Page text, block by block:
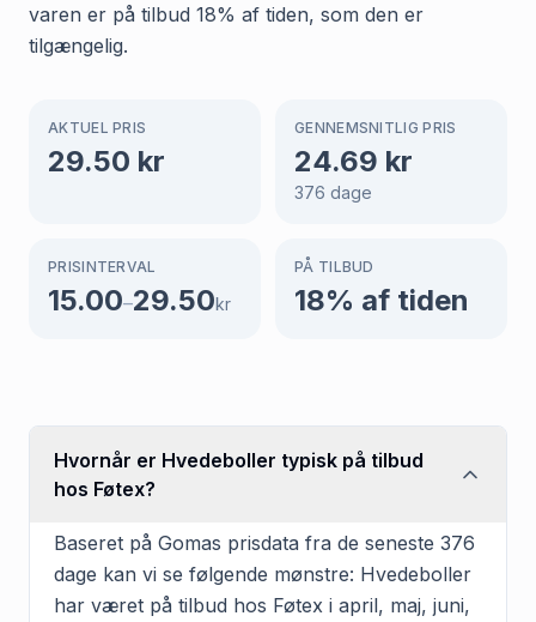
varen er på tilbud 18% af tiden, som den er
tilgængelig.
AKTUEL PRIS
29.50 kr
GENNEMSNITLIG PRIS
24.69 kr
376 dage
PRISINTERVAL
15.00–29.50kr
PÅ TILBUD
18% af tiden
Hvornår er Hvedeboller typisk på tilbud
hos Føtex?
Baseret på Gomas prisdata fra de seneste 376
dage kan vi se følgende mønstre: Hvedeboller
har været på tilbud hos Føtex i april, maj, juni,